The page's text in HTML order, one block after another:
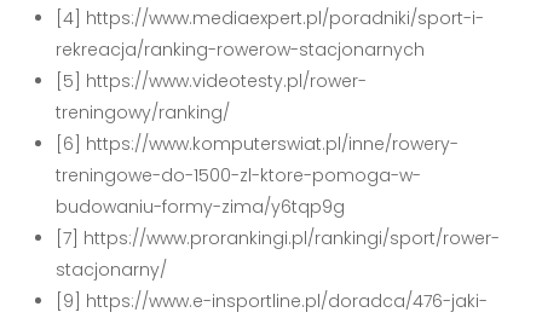
[4] https://www.mediaexpert.pl/poradniki/sport-i-
rekreacja/ranking-rowerow-stacjonarnych
[5] https://www.videotesty.pl/rower-
treningowy/ranking/
[6] https://www.komputerswiat.pl/inne/rowery-
treningowe-do-1500-zl-ktore-pomoga-w-
budowaniu-formy-zima/y6tqp9g
[7] https://www.prorankingi.pl/rankingi/sport/rower-
stacjonarny/
[9] https://www.e-insportline.pl/doradca/476-jaki-